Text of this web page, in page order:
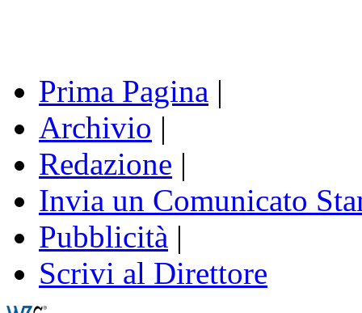
Prima Pagina |
Archivio |
Redazione |
Invia un Comunicato
Pubblicità |
Scrivi al Direttore